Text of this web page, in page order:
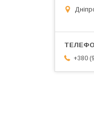
+380